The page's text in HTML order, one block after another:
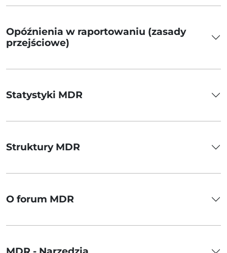
Opóźnienia w raportowaniu (zasady
przejściowe)
Statystyki MDR
Struktury MDR
O forum MDR